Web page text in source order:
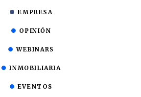
EMPRESA
OPINIÓN
WEBINARS
INMOBILIARIA
EVENTOS